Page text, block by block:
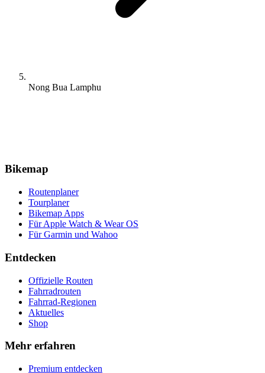
Nong Bua Lamphu
Bikemap
Routenplaner
Tourplaner
Bikemap Apps
Für Apple Watch & Wear OS
Für Garmin und Wahoo
Entdecken
Offizielle Routen
Fahrradrouten
Fahrrad-Regionen
Aktuelles
Shop
Mehr erfahren
Premium entdecken